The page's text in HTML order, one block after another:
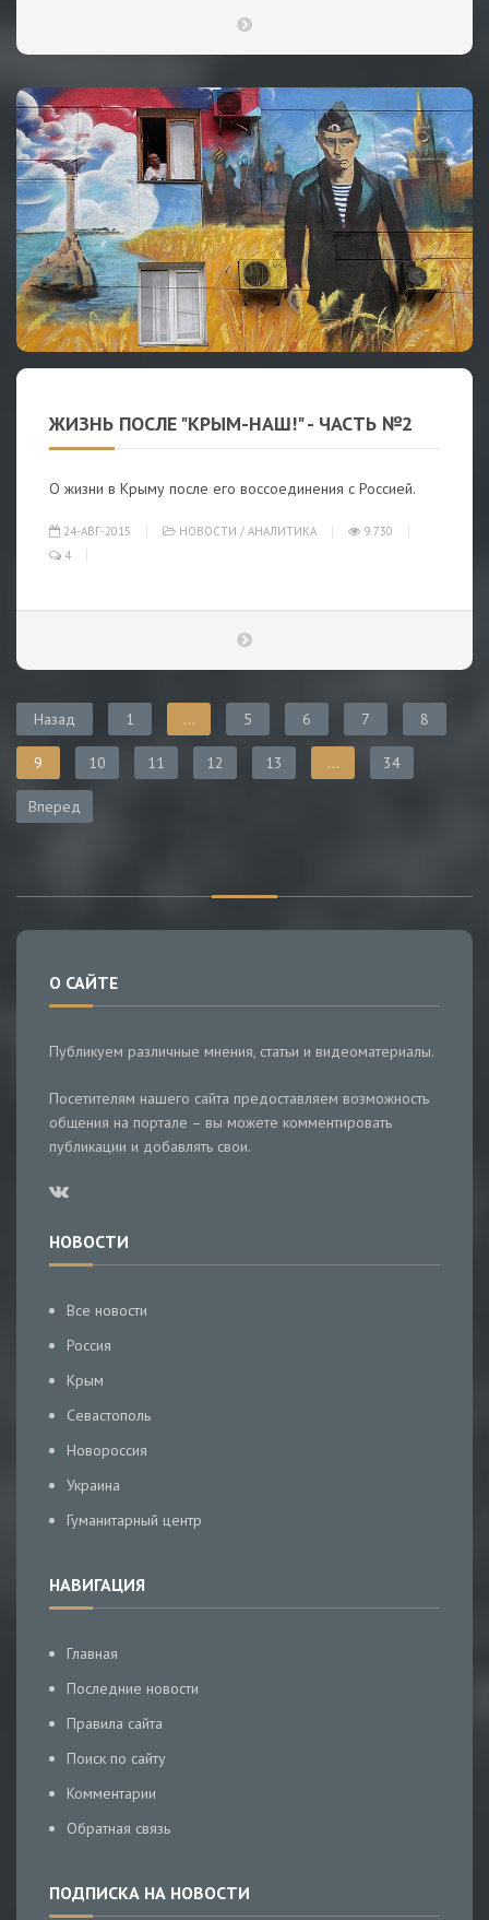
ЖИЗНЬ ПОСЛЕ "КРЫМ-НАШ!" - ЧАСТЬ №2
О жизни в Крыму после его воссоединения с Россией.
24-АВГ-2015 НОВОСТИ / АНАЛИТИКА
9 730
4
Назад 1 ... 5 6 7 8
9 10 11 12 13 ... 34
Вперед
О САЙТЕ
Публикуем различные мнения, статьи и видеоматериалы.
Посетителям нашего сайта предоставляем возможность
общения на портале – вы можете комментировать
публикации и добавлять свои.
НОВОСТИ
Все новости
Россия
Крым
Севастополь
Новороссия
Украина
Гуманитарный центр
НАВИГАЦИЯ
Главная
Последние новости
Правила сайта
Поиск по сайту
Комментарии
Обратная связь
ПОДПИСКА НА НОВОСТИ